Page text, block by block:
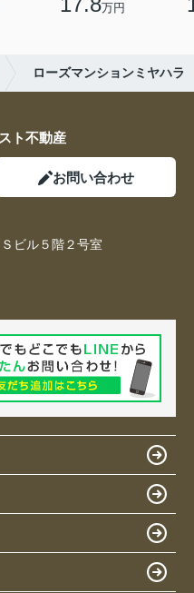
万円
ローズマンションミヤハラ
ト不動産
お問い合わせ
ビル５階２号室